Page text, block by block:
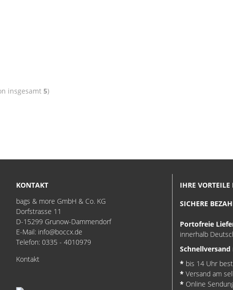
insgesamt 5)
KONTAKT
bags & more GmbH & Co. KG
Dorfstrasse 11
D-15299 Grunow-Dammendorf
E-Mail: info@boccx.de
Telefon: 0335 - 4010979
Kontakt
IHRE VORTEILE
SICHERE
Portofreie
innerhalb
* bis 14 Uhr
* Versand am
* Online